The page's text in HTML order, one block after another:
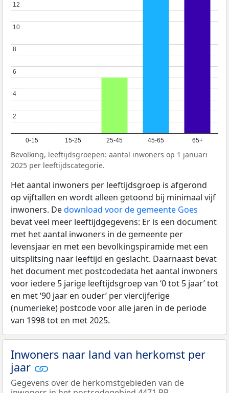
0-15 15-25 25-45 45-65 65+
2
2
4
4
6
6
8
8
10
10
12
12
Bevolking, leeftijdsgroepen: aantal inwoners op 1 januari
2025 per leeftijdscategorie.
Het aantal inwoners per leeftijdsgroep is afgerond
op vijftallen en wordt alleen getoond bij minimaal vijf
inwoners. Dedownload voor de gemeente Goes
bevat veel meer leeftijdgegevens: Er is een document
met het aantal inwoners in de gemeente per
levensjaar en met een bevolkingspiramide met een
uitsplitsing naar leeftijd en geslacht. Daarnaast bevat
het document met postcodedata het aantal inwoners
voor iedere 5 jarige leeftijdsgroep van ‘0 tot 5 jaar’ tot
en met ‘90 jaar en ouder’ per viercijferige
(numerieke) postcode voor alle jaren in de periode
van 1998 tot en met 2025.
Inwoners naar land van herkomst per
jaar
Gegevens over de herkomstgebieden van de